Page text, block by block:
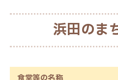
の
浜田のま